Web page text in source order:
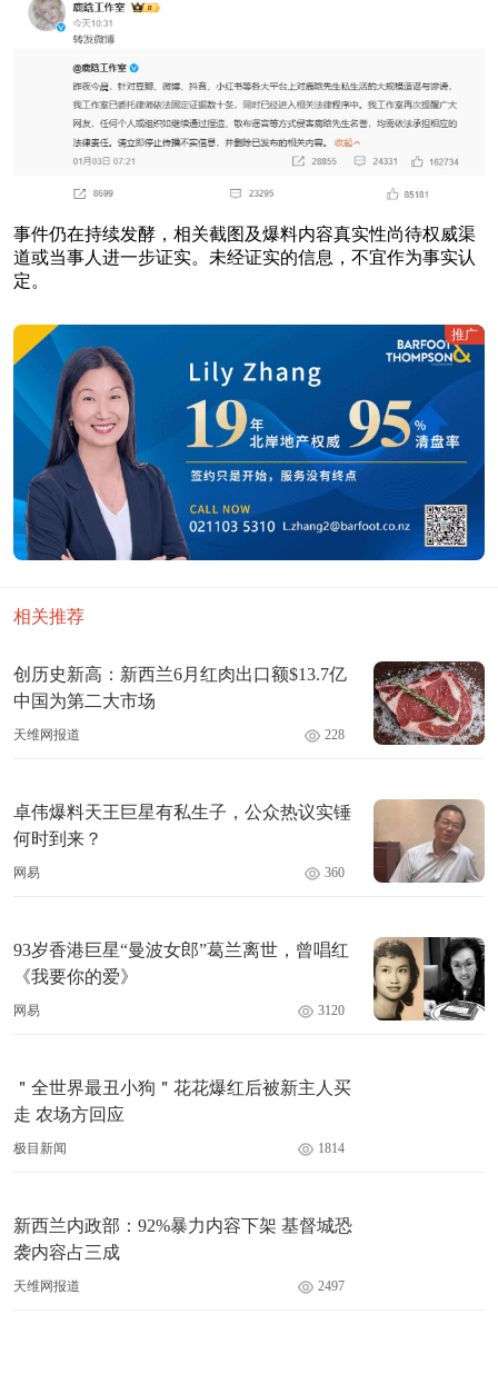
事件仍在持续发酵，相关截图及爆料内容真实性尚待权威渠
道或当事人进一步证实。未经证实的信息，不宜作为事实认
定。
推广
相关推荐
创历史新高：新西兰6月红肉出口额$13.7亿
中国为第二大市场
天维网报道 228
卓伟爆料天王巨星有私生子，公众热议实锤
何时到来？
网易 360
93岁香港巨星“曼波女郎”葛兰离世，曾唱红
《我要你的爱》
网易 3120
＂全世界最丑小狗＂花花爆红后被新主人买
走 农场方回应
极目新闻 1814
新西兰内政部：92%暴力内容下架 基督城恐
袭内容占三成
天维网报道 2497